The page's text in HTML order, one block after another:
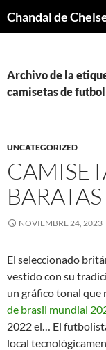
Archivo de la
camisetas de futbol
UNCATEGORIZED
NOVIEMBRE 24, 2023
El seleccionado
vestido con su
un gráfico tonal que
de brasil mundial
2022 el… El
local